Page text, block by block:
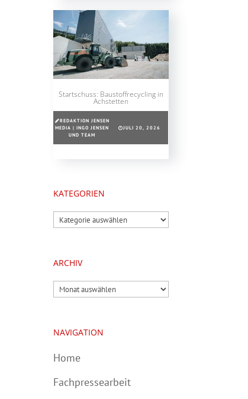
Startschuss: Baustoffrecycling in
Achstetten
REDAKTION JENSEN
MEDIA | INGO JENSEN
UND TEAM
JULI 20, 2026
KATEGORIEN
Kategorien
ARCHIV
Archiv
NAVIGATION
Home
Fachpressearbeit